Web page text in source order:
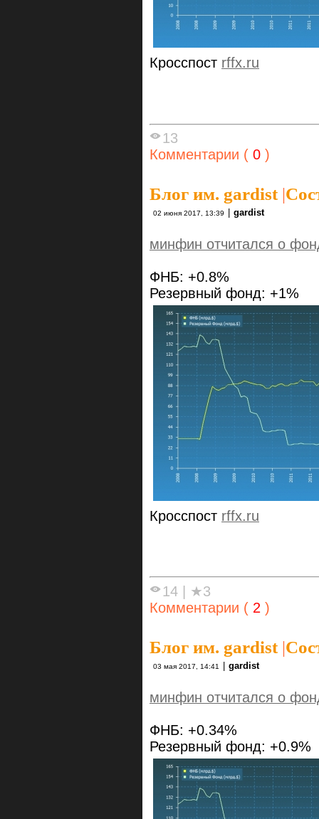
Кросспост rffx.ru
13
Комментарии ( 0 )
Блог им. gardist|
02 июня 2017, 13:39 | gardist
минфин отчитался о
ФНБ: +0.8%
Резервный фонд: +1%
Кросспост rffx.ru
14
★3
Комментарии ( 2 )
Блог им. gardist|
03 мая 2017, 14:41 gardist
минфин отчитался о
ФНБ: +0.34%
Резервный фонд: +0.9%